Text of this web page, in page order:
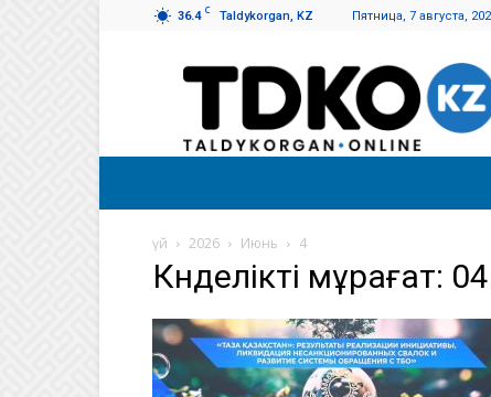
36.4 C Taldykorgan, KZ Пятница, 7 августа,
Талдықорған
үй 2026 Июнь 4
Күнделікті мұрағат: